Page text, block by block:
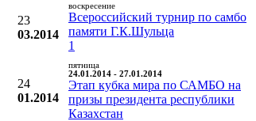
23
03.2014
воскресение
Всероссийский турнир по самбо
памяти Г.К.Шульца
1
24
01.2014
пятница
24.01.2014 - 27.01.2014
Этап кубка мира по САМБО на
призы президента республики
Казахстан